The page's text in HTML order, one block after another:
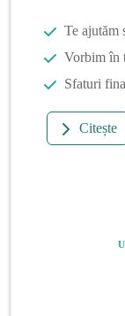
Te ajutăm
Vorbim în
Sfaturi
Citește